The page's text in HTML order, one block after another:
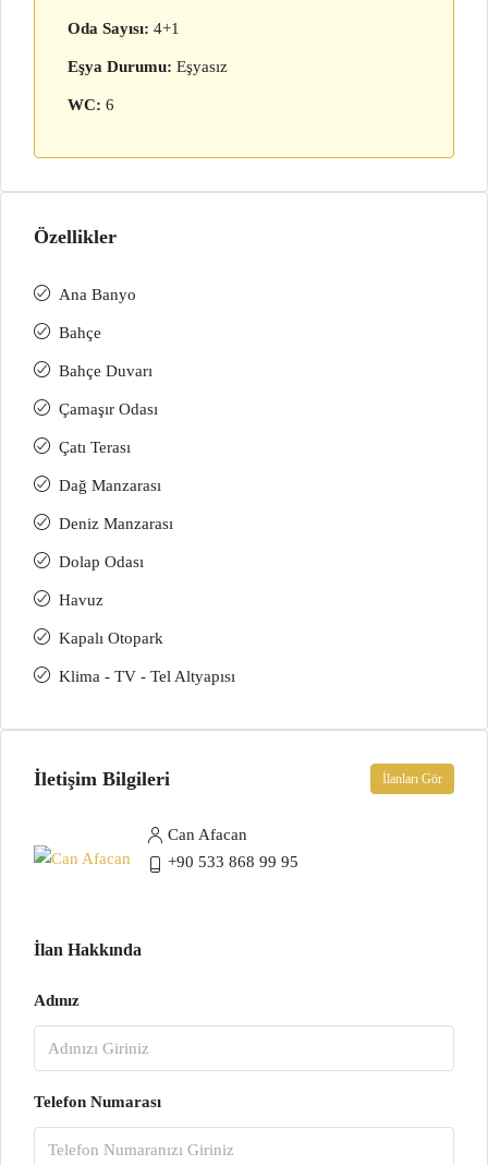
Oda Sayısı: 4+1
Eşya Durumu: Eşyasız
WC: 6
Özellikler
Ana Banyo
Bahçe
Bahçe Duvarı
Çamaşır Odası
Çatı Terası
Dağ Manzarası
Deniz Manzarası
Dolap Odası
Havuz
Kapalı Otopark
Klima - TV - Tel Altyapısı
İletişim Bilgileri İlanları Gör
Can Afacan
+90 533 868 99 95
İlan Hakkında
Adınız
Telefon Numarası